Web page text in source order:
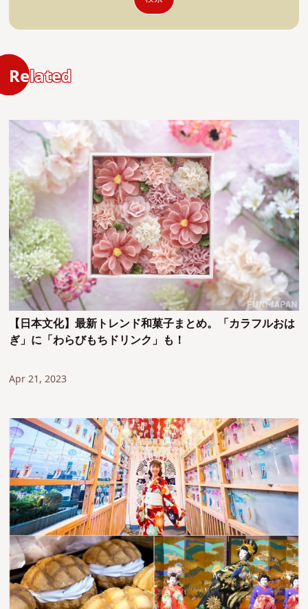
Related
【日本文化】最新トレンド和菓子まとめ。「カラフルおは
ぎ」に「わらびもちドリンク」も！
Apr 21, 2023